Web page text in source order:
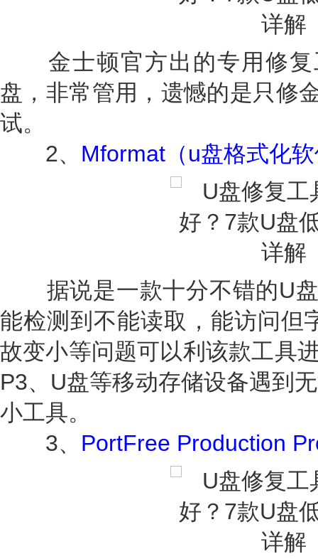
金士顿官方出的专用修复
盘，非常管用，遗憾的是只修
试。
2、 Mformat（u盘格式化
据说是一款十分不错的U盘
能检测到不能读取，能访问但
故变小等问题可以利该款工具
P3、U盘等移动存储设备遇到
小工具。
3、 PortFree Production